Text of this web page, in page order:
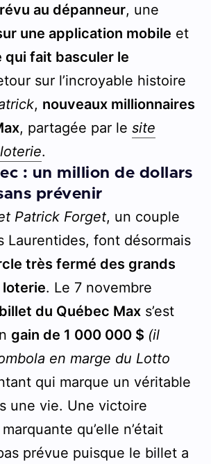
au dépanneur, une
une application mobile et
qui fait basculer le
sur l’incroyable histoire
, nouveaux millionnaires
, partagée par le site
.
: un million de dollars
prévenir
Patrick Forget, un couple
Laurentides, font désormais
très fermé des grands
. Le 7 novembre
billet du Québec Maxs’est
gain de 1 000 000 $ (il
en marge du Lotto
qui marque un véritable
une vie. Une victoire
qu’elle n’était
prévue puisque le billet a